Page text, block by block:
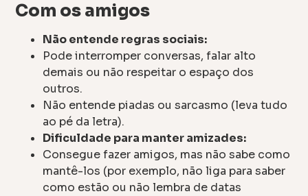
Com os amigos
Não entende regras sociais:
Pode interromper conversas, falar alto
demais ou não respeitar o espaço dos
outros.
Não entende piadas ou sarcasmo (leva tudo
ao pé da letra).
Dificuldade para manter amizades:
Consegue fazer amigos, mas não sabe como
mantê-los (por exemplo, não liga para saber
como estão ou não lembra de datas